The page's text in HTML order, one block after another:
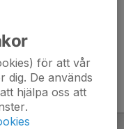
för att vår
dig. De används
hjälpa oss att